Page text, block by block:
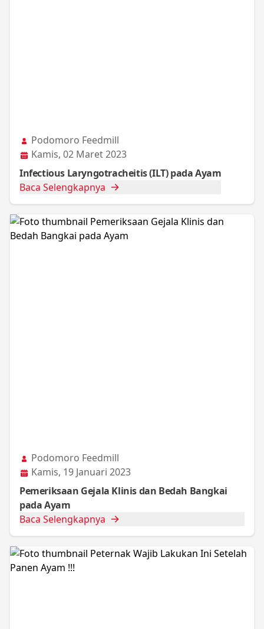
Podomoro Feedmill
Kamis, 02 Maret 2023
Infectious Laryngotracheitis (ILT) pada Ayam
Baca Selengkapnya
Podomoro Feedmill
Kamis, 19 Januari 2023
Pemeriksaan Gejala Klinis dan Bedah Bangkai
pada Ayam
Baca Selengkapnya